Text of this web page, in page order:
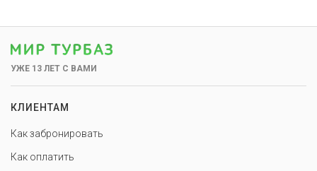
УЖЕ 13 ЛЕТ С ВАМИ
КЛИЕНТАМ
Как забронировать
Как оплатить